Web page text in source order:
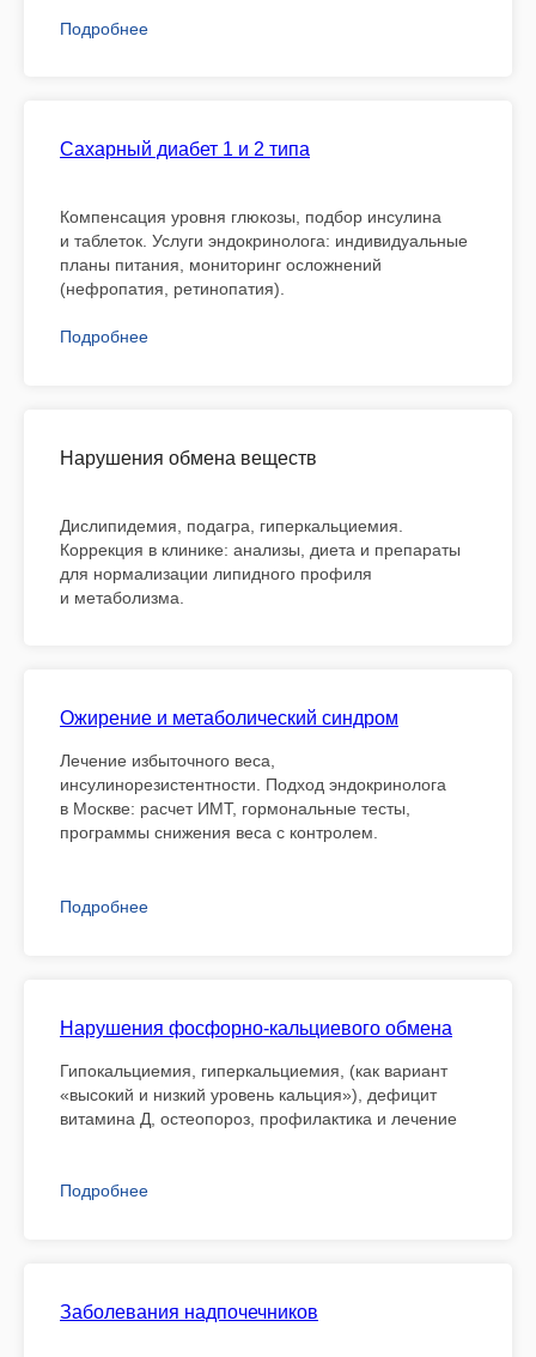
Подробнее
Сахарный диабет 1 и 2 типа
Компенсация уровня глюкозы, подбор инсулина
и таблеток. Услуги эндокринолога: индивидуальные
планы питания, мониторинг осложнений
(нефропатия, ретинопатия).
Подробнее
Нарушения обмена веществ
Дислипидемия, подагра, гиперкальциемия.
Коррекция в клинике: анализы, диета и препараты
для нормализации липидного профиля
и метаболизма.
Ожирение и метаболический синдром
Лечение избыточного веса,
инсулинорезистентности. Подход эндокринолога
в Москве: расчет ИМТ, гормональные тесты,
программы снижения веса с контролем.
Подробнее
Нарушения фосфорно-кальциевого обмена
Гипокальциемия, гиперкальциемия, (как вариант
«высокий и низкий уровень кальция»), дефицит
витамина Д, остеопороз, профилактика и лечение
Подробнее
Заболевания надпочечников